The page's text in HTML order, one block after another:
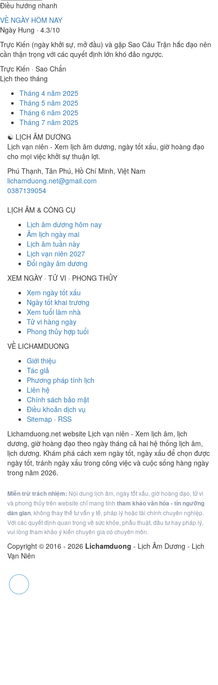
Điều hướng nhanh
VỀ NGÀY HÔM NAY
Ngày Hung · 4.3/10
Trực Kiến (ngày khởi sự, mở đầu) và gặp Sao Câu Trận hắc đạo nên
cần thận trọng với các quyết định lớn khó đảo ngược.
Trực Kiến · Sao Chẩn
Lịch theo tháng
Tháng 4 năm 2025
Tháng 5 năm 2025
Tháng 6 năm 2025
Tháng 7 năm 2025
☯ LỊCH ÂM DƯƠNG
Lịch vạn niên - Xem lịch âm dương, ngày tốt xấu, giờ hoàng đạo
cho mọi việc khởi sự thuận lợi.
Phú Thạnh, Tân Phú, Hồ Chí Minh, Việt Nam
lichamduong.net@gmail.com
0387139054
LỊCH ÂM & CÔNG CỤ
Lịch âm dương hôm nay
Âm lịch ngày mai
Lịch âm tuần này
Lịch vạn niên 2027
Đổi ngày âm dương
XEM NGÀY · TỬ VI · PHONG THỦY
Xem ngày tốt xấu
Ngày tốt khai trương
Xem tuổi làm nhà
Tử vi hàng ngày
Phong thủy hợp tuổi
VỀ LICHAMDUONG
Giới thiệu
Tác giả
Phương pháp tính lịch
Liên hệ
Chính sách bảo mật
Điều khoản dịch vụ
Sitemap · RSS
Lichamduong.net website Lịch vạn niên - Xem lịch âm, lịch
dương, giờ hoàng đạo theo ngày tháng cả hai hệ thống lịch âm,
lịch dương. Khám phá cách xem ngày tốt, ngày xấu để chọn được
ngày tốt, tránh ngày xấu trong công việc và cuộc sống hàng ngày
trong năm 2026.
Miễn trừ trách nhiệm: Nội dung lịch âm, ngày tốt xấu, giờ hoàng đạo, tử vi
và phong thủy trên website chỉ mang tính tham khảo văn hóa - tín ngưỡng
dân gian, không thay thế tư vấn y tế, pháp lý hoặc tài chính chuyên nghiệp.
Với các quyết định quan trọng về sức khỏe, phẫu thuật, đầu tư hay pháp lý,
vui lòng tham khảo ý kiến chuyên gia có chuyên môn.
Copyright © 2016 - 2026 Lichamduong - Lịch Âm Dương - Lịch
Vạn Niên